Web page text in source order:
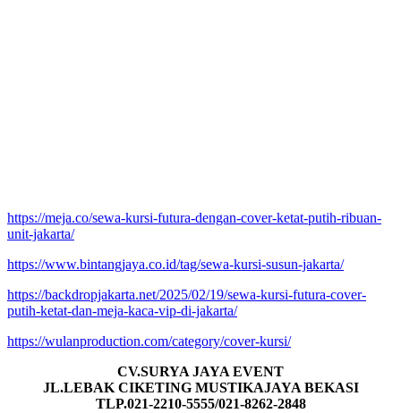
https://meja.co/sewa-kursi-futura-dengan-cover-ketat-putih-ribuan-
unit-jakarta/
https://www.bintangjaya.co.id/tag/sewa-kursi-susun-jakarta/
https://backdropjakarta.net/2025/02/19/sewa-kursi-futura-cover-
putih-ketat-dan-meja-kaca-vip-di-jakarta/
https://wulanproduction.com/category/cover-kursi/
CV.SURYA JAYA EVENT
JL.LEBAK CIKETING MUSTIKAJAYA BEKASI
TLP.021-2210-5555/021-8262-2848